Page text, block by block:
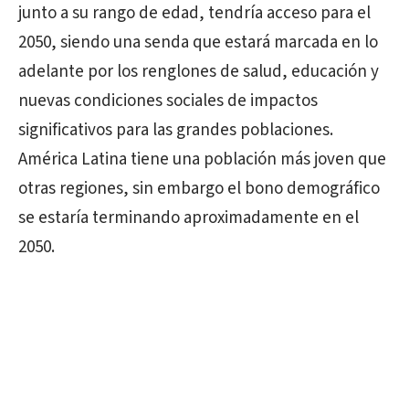
junto a su rango de edad, tendría acceso para el
2050, siendo una senda que estará marcada en lo
adelante por los renglones de salud, educación y
nuevas condiciones sociales de impactos
significativos para las grandes poblaciones.
América Latina tiene una población más joven que
otras regiones, sin embargo el bono demográfico
se estaría terminando aproximadamente en el
2050.